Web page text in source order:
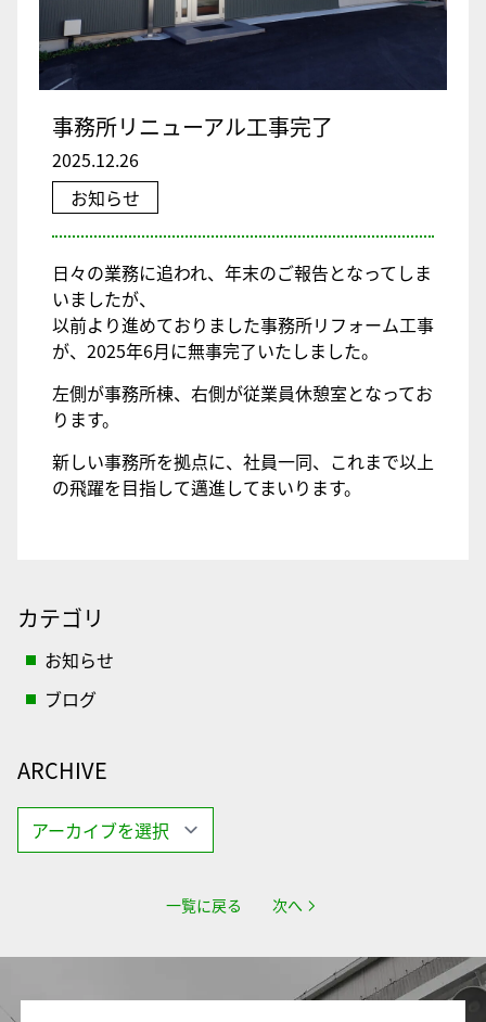
事務所リニューアル工事完了
2025.12.26
お知らせ
日々の業務に追われ、年末のご報告となってしま
いましたが、
以前より進めておりました事務所リフォーム工事
が、2025年6月に無事完了いたしました。
左側が事務所棟、右側が従業員休憩室となってお
ります。
新しい事務所を拠点に、社員一同、これまで以上
の飛躍を目指して邁進してまいります。
カテゴリ
お知らせ
ブログ
ARCHIVE
一覧に戻る 次へ